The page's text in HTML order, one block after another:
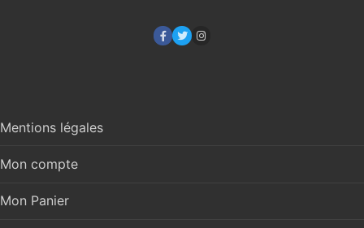
Mentions légales
Mon compte
Mon Panier